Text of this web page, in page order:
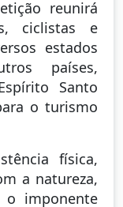
reunirá
ciclistas e
estados
países,
Santo
o turismo
física,
a natureza,
imponente